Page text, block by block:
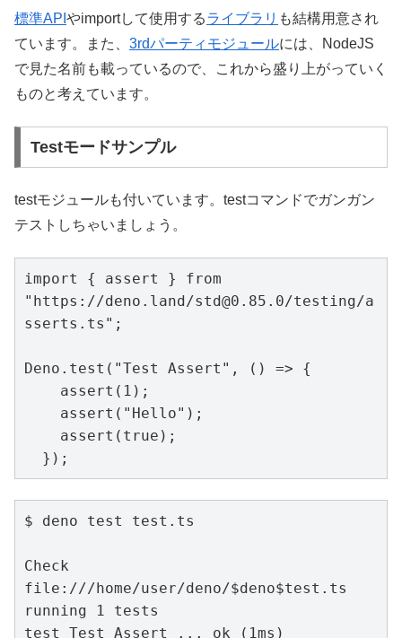
標準API やimportして使用するライブラリ も結構用意され
ています。また、 3rdパーティモジュールには、NodeJS
で見た名前も載っているので、これから盛り上がっていく
ものと考えています。
Testモードサンプル
testモジュールも付いています。testコマンドでガンガン
テストしちゃいましょう。
import { assert } from
"https://deno.land/std@0.85.0/testing/a
sserts.ts";
Deno.test("Test Assert", () => {
  });
$ deno test test.ts
Check
file:///home/user/deno/$deno$test.ts
running 1 tests
test Test Assert ... ok (1ms)